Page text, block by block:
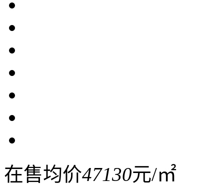
在售均价47130元/㎡